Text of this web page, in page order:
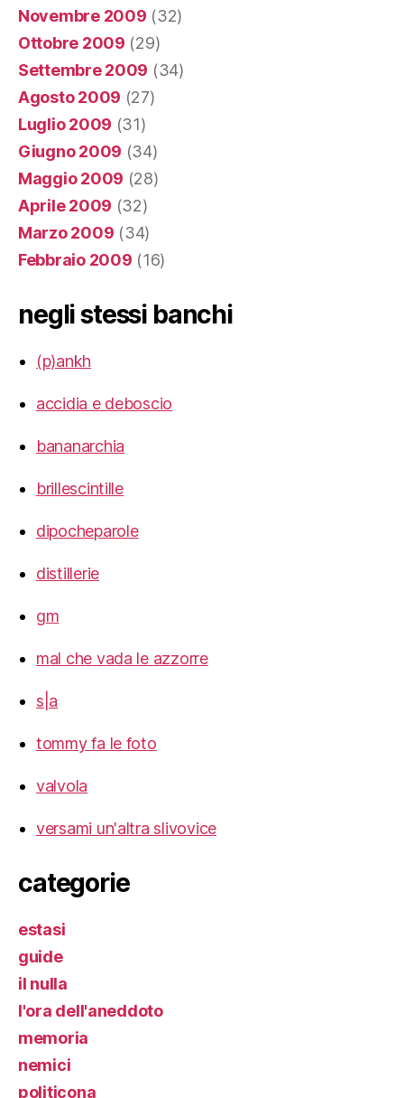
Novembre 2009 (32)
Ottobre 2009 (29)
Settembre 2009 (34)
Agosto 2009 (27)
Luglio 2009 (31)
Giugno 2009 (34)
Maggio 2009 (28)
Aprile 2009 (32)
Marzo 2009 (34)
Febbraio 2009 (16)
negli stessi banchi
(p)ankh
accidia e deboscio
bananarchia
brillescintille
dipocheparole
distillerie
gm
mal che vada le azzorre
s|a
tommy fa le foto
valvola
versami un'altra slivovice
categorie
estasi
guide
il nulla
l'ora dell'aneddoto
memoria
nemici
politicona